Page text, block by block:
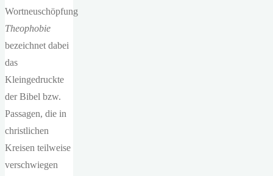
Wortneuschöpfung
Theophobie
bezeichnet dabei
das
Kleingedruckte
der Bibel bzw.
Passagen, die in
christlichen
Kreisen teilweise
verschwiegen